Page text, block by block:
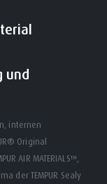
und
internen
Original
AIR MATERIALS™,
der TEMPUR Sealy